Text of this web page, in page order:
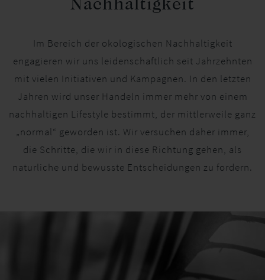
Nachhaltigkeit
Im Bereich der okologischen Nachhaltigkeit
engagieren wir uns leidenschaftlich seit Jahrzehnten
mit vielen Initiativen und Kampagnen. In den letzten
Jahren wird unser Handeln immer mehr von einem
nachhaltigen Lifestyle bestimmt, der mittlerweile ganz
„normal“ geworden ist. Wir versuchen daher immer,
die Schritte, die wir in diese Richtung gehen, als
naturliche und bewusste Entscheidungen zu fordern.